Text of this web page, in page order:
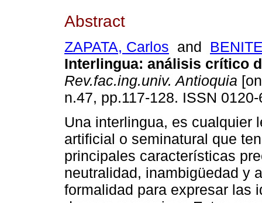
Abstract
ZAPATA, Carlos and
Interlingua: análisis crítico
Rev.fac.ing.univ. Antioquia
n.47, pp.117-128. ISSN
Una interlingua, es cualquier
artificial o seminatural que
principales características
neutralidad, inambigüedad y
formalidad para expresar las